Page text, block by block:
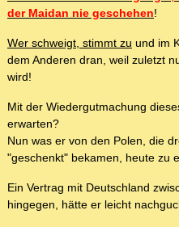
der Maidan nie geschehen!
Wer schweigt, stimmt zu und im
dem Anderen dran, weil zuletzt
wird!
Mit der Wiedergutmachung
erwarten?
Nun was er von den Polen, die
"geschenkt" bekamen, heute zu
Ein Vertrag mit Deutschland
hingegen, hätte er leicht